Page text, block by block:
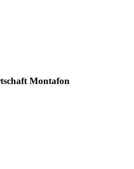
Montafon